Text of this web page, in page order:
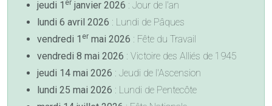
jeudi 1 er janvier 2026 : Jour de l'an
lundi 6 avril 2026 : Lundi de Pâques
vendredi 1 er mai 2026 : Fête du Travail
vendredi 8 mai 2026 : Victoire des Alliés de 1945
jeudi 14 mai 2026 : Jeudi de l'Ascension
lundi 25 mai 2026 : Lundi de Pentecôte